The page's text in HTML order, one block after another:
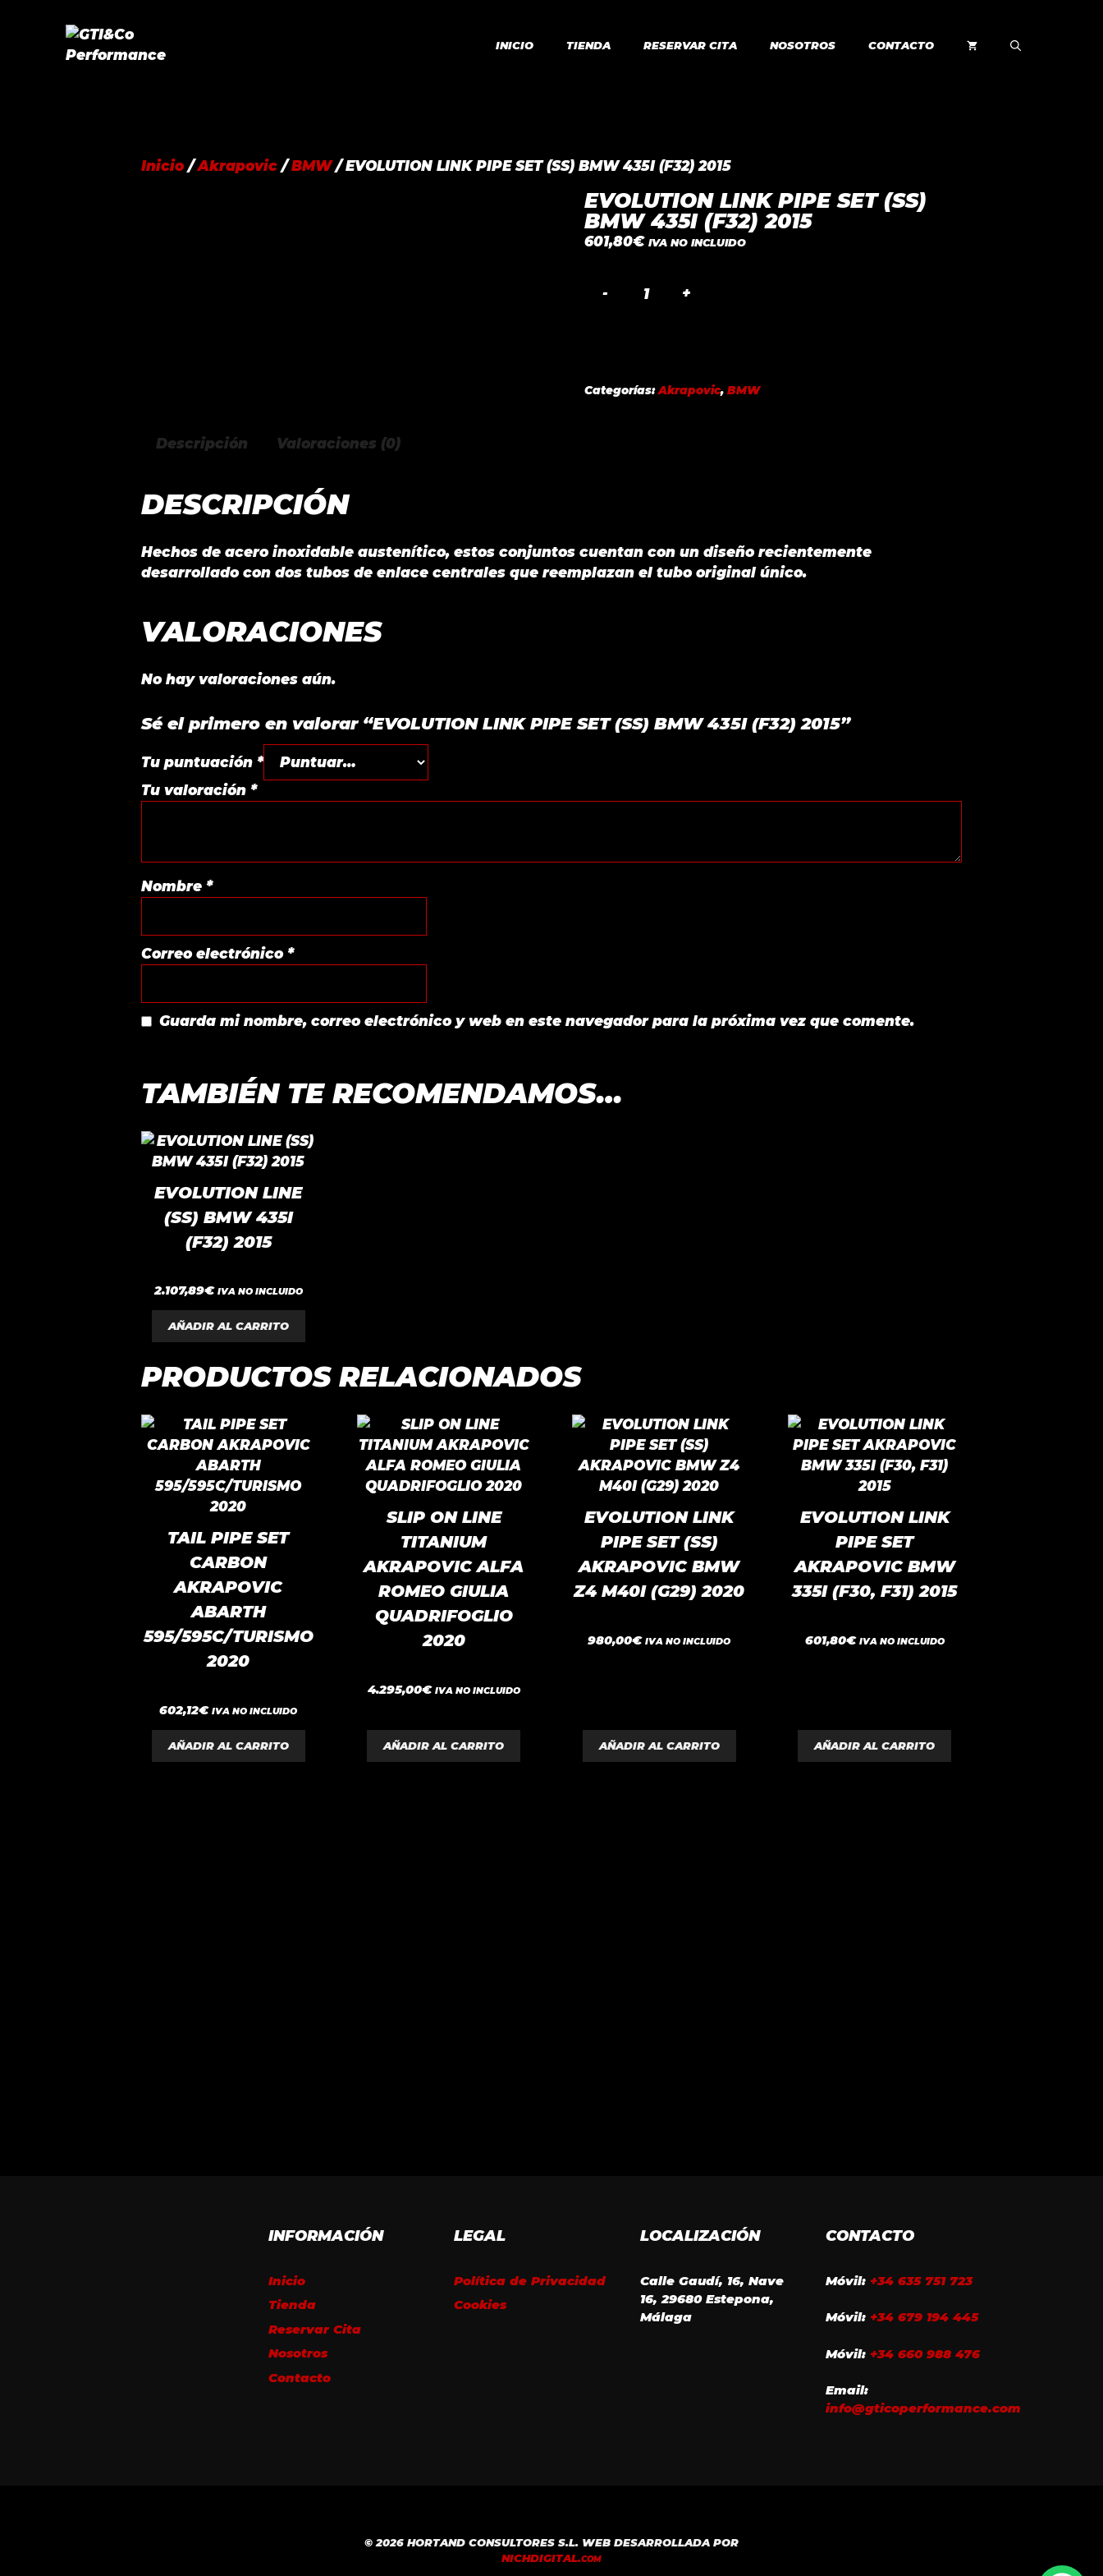
contenido
INICIO TIENDA RESERVAR CITA NOSOTROS CONTACTO
Inicio/Akrapovic /BMW/ EVOLUTION LINK PIPE SET (SS) BMW 435I (F32) 2015
EVOLUTION LINK PIPE SET (SS)
BMW 435I (F32) 2015
601,80€ IVA NO INCLUIDO
EVOLUTION
(SS)
Categorías:Akrapovic, BMW
Descripción Valoraciones (0)
DESCRIPCIÓN
Hechos de acero inoxidable austenítico, estos conjuntos cuentan con un diseño recientemente
desarrollado con dos tubos de enlace centrales que reemplazan el tubo original único.
VALORACIONES
No hay valoraciones aún.
Sé el primero en valorar “EVOLUTION LINK PIPE SET (SS) BMW 435I (F32) 2015”
Tu puntuación *
Tu valoración *
Nombre *
Correo electrónico *
Guarda mi nombre, correo electrónico y web en este navegador para la próxima vez que comente.
TAMBIÉN TE RECOMENDAMOS…
EVOLUTION LINE
(SS) BMW 435I
(F32) 2015
0
d
e
5
2.107,89€ IVA NO INCLUIDO
AÑADIR AL CARRITO
PRODUCTOS RELACIONADOS
TAIL PIPE SET
CARBON
AKRAPOVIC
ABARTH
595/595C/TURISMO
2020
0
d
e
5
602,12€ IVA NO INCLUIDO
AÑADIR AL CARRITO
SLIP ON LINE
TITANIUM
AKRAPOVIC ALFA
ROMEO GIULIA
QUADRIFOGLIO
2020
0
d
4.295,00€ IVA NO INCLUIDO
AÑADIR AL CARRITO
EVOLUTION LINK
PIPE SET (SS)
AKRAPOVIC BMW
Z4 M40I (G29) 2020
0
d
980,00€ IVA NO INCLUIDO
AÑADIR AL CARRITO
EVOLUTION LINK
PIPE SET
AKRAPOVIC BMW
335I (F30, F31) 2015
0
d
601,80€ IVA NO INCLUIDO
AÑADIR AL CARRITO
INFORMACIÓN
Inicio
Tienda
Reservar Cita
Nosotros
Contacto
LEGAL
Política de Privacidad
Cookies
LOCALIZACIÓN
Calle Gaudí, 16, Nave
16, 29680 Estepona,
Málaga
CONTACTO
Móvil: +34 635 751 723
Móvil: +34 679 194 445
Móvil: +34 660 988 476
Email:
info@gticoperformance.com
© 2026 HORTAND CONSULTORES S.L. WEB DESARROLLADA POR
NICHDIGITAL.COM